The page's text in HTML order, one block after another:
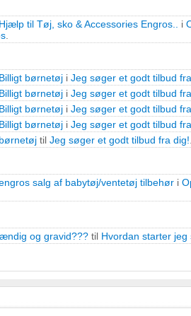
Hjælp til Tøj, sko & Accessories Engros.. i
Billigt børnetøj i Jeg søger et godt tilbud
Billigt børnetøj i Jeg søger et godt tilbud
Billigt børnetøj i Jeg søger et godt tilbud
Billigt børnetøj i Jeg søger et godt tilbud
til Jeg søger et godt tilbud fra dig!
salg af babytøj/ventetøj tilbehør i
og gravid??? til Hvordan starter